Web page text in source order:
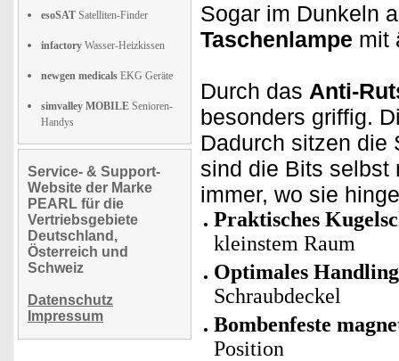
esoSAT Satelliten-Finder
infactory Wasser-Heizkissen
newgen medicals EKG Geräte
simvalley MOBILE Senioren-
Handys
Service- & Support-
Website der Marke
PEARL für die
Vertriebsgebiete
Deutschland,
Österreich und
Schweiz
Datenschutz
Impressum
Sogar im Dunkeln
Taschenlampe mit
Durch das Anti-
besonders griffig.
Dadurch sitzen die
sind die Bits selbst
immer, wo sie
Praktisches
kleinstem Raum
Optimales Handling
Schraubdeckel
Bombenfeste
Position